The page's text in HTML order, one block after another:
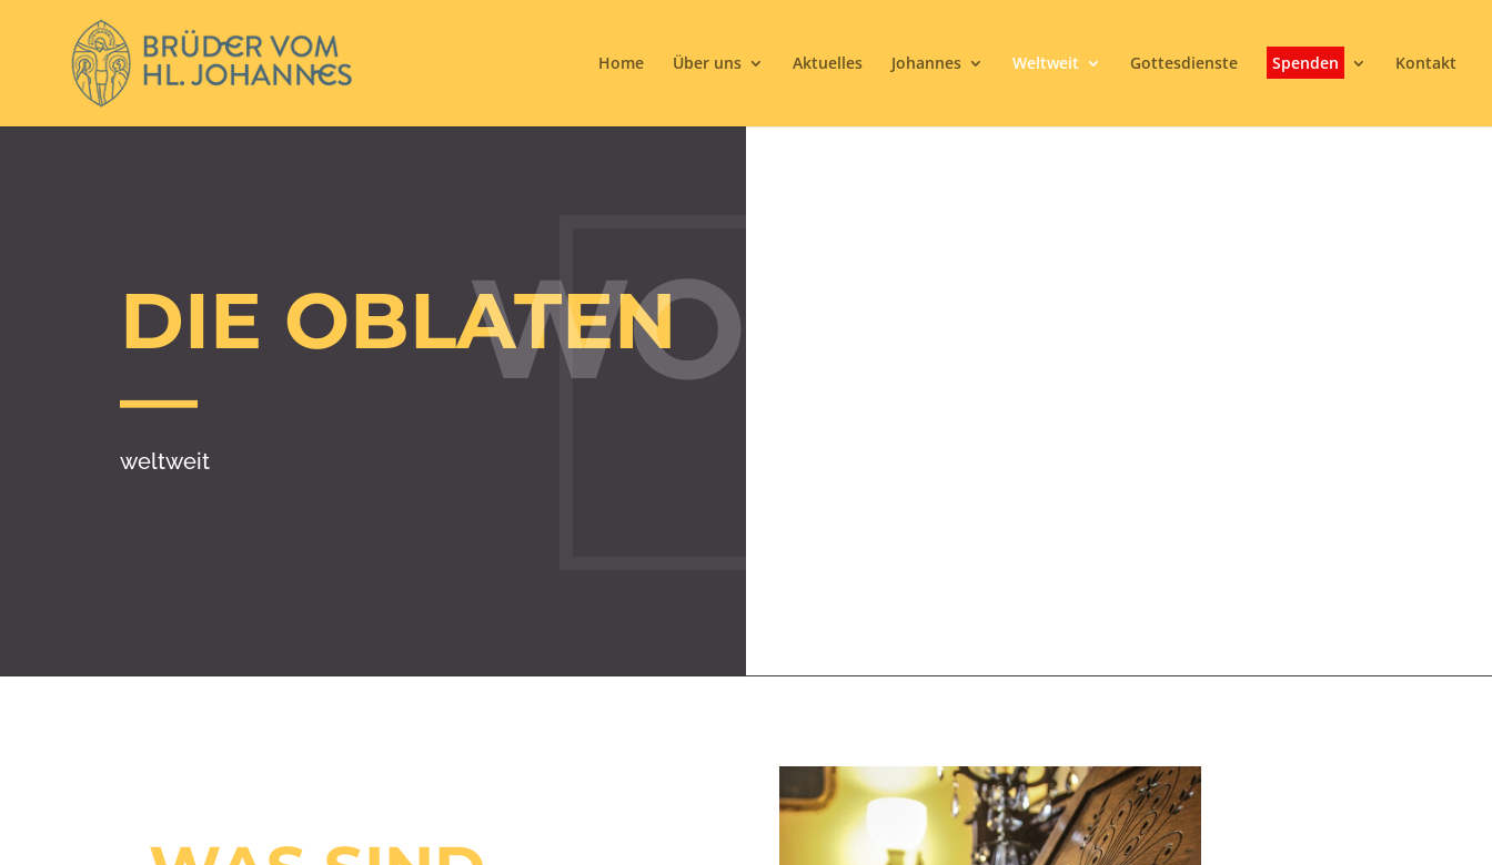
Home Über uns Aktuelles Johannes Weltweit Gottesdienste Spenden Kontakt
DIE OBLATEN
—
weltweit
WORLDWIDE